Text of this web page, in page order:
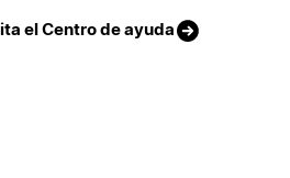
el Centro de ayuda